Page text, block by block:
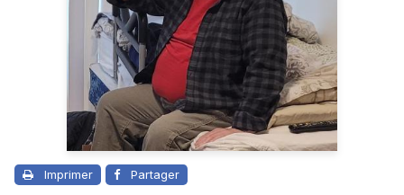
Imprimer Partager